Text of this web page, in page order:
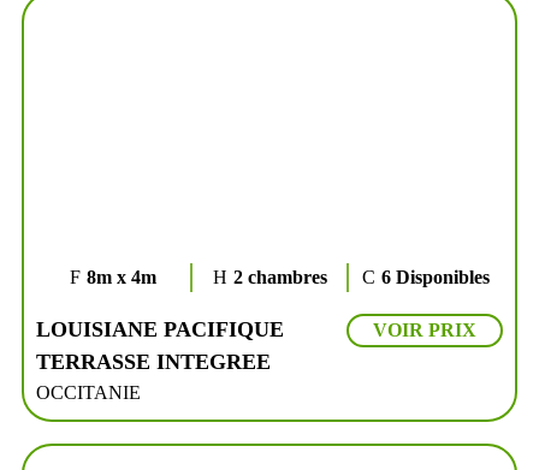
8m x 4m 2 chambres 6 Disponibles
LOUISIANE PACIFIQUE
TERRASSE INTEGREE
OCCITANIE
VOIR PRIX